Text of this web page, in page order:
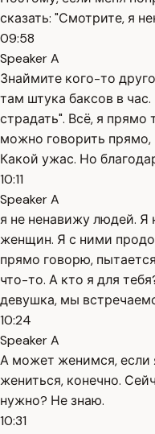
сказать: "Смотрите, я
09:58
Speaker A
Знаймите кого-то
там штука баксов в
страдать". Всё, я
можно говорить
Какой ужас. Но
10:11
Speaker A
я не ненавижу людей.
женщин. Я с ними
прямо говорю,
что-то. А кто я для
девушка, мы
10:24
Speaker A
А может женимся, если
жениться, конечно.
нужно? Не знаю.
10:31